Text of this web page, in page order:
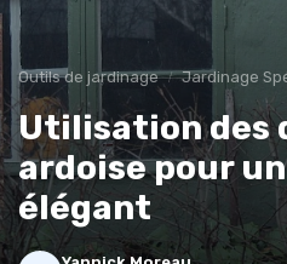
Outils de jardinage Jardinage
Utilisation des
ardoise pour
élégant